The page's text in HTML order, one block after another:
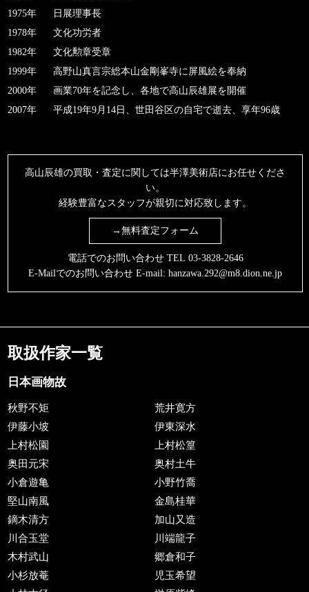
1975年
日展理事長
1978年
文化功労者
1982年
文化勲章受章
1999年
高野山真言宗総本山金剛峯寺に屏風絵を奉納
2000年
画業70年を記念し、各地で高山辰雄展を開催
2007年
平成19年9月14日、世田谷区の自宅で逝去、享年96歳
高山辰雄の買取・査定に関しては半澤美術店にお任せくださ
い。
経験豊富なスタッフが親切に対応致します。
→無料査定フォーム
電話でのお問い合わせ TEL 03-3828-2646
E-Mailでのお問い合わせ E-mail: hanzawa.292@m8.dion.ne.jp
取扱作家一覧
日本画物故
秋野不矩
荒井寛方
伊藤小坡
伊東深水
上村松園
上村松篁
奥田元宋
奥村土牛
小倉遊亀
小野竹喬
堅山南風
金島桂華
鏑木清方
加山又造
川合玉堂
川端龍子
木村武山
郷倉和子
小杉放菴
児玉希望